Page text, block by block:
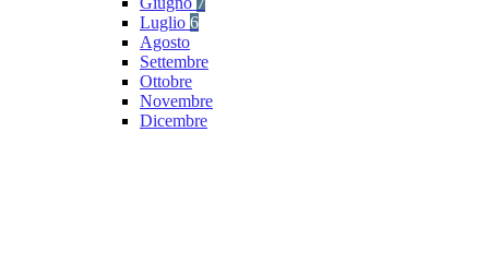
Luglio 6
Agosto
Settembre
Ottobre
Novembre
Dicembre